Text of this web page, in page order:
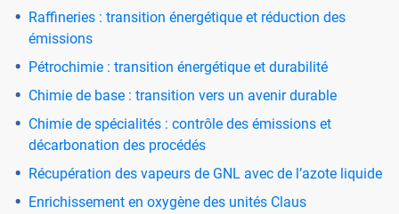
Raffineries : transition énergétique et réduction des
émissions
Pétrochimie : transition énergétique et durabilité
Chimie de base : transition vers un avenir durable
Chimie de spécialités : contrôle des émissions et
décarbonation des procédés
Récupération des vapeurs de GNL avec de l’azote liquide
Enrichissement en oxygène des unités Claus